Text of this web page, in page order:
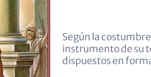
Según la
instrumento de su
dispuestos en